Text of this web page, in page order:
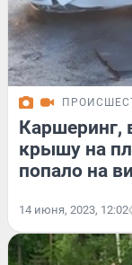
Каршеринг,
крышу на
попало на
14 июня, 2023, 12:02